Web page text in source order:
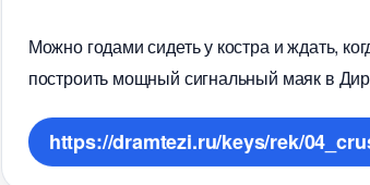
Можно годами сидеть у костра и ждать,
построить мощный сигнальный маяк в
https://dramtezi.ru/keys/rek/